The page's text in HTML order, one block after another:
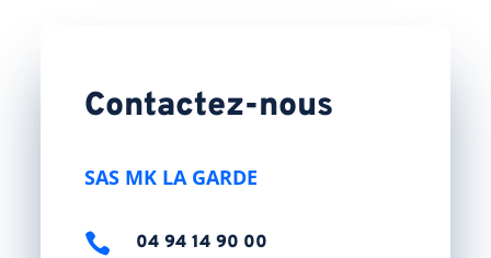
Contactez-nous
SAS MK LA GARDE
 04 94 14 90 00